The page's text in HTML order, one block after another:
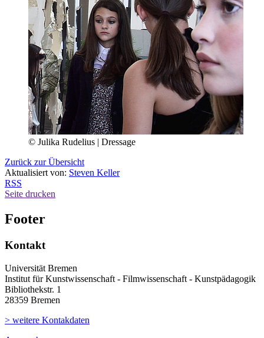
© Julika Rudelius | Dressage
Zurück zur Übersicht
Aktualisiert von: Steven Keller
RSS
Seite drucken
Footer
Kontakt
Universität Bremen
Institut für Kunstwissenschaft - Filmwissenschaft - Kunstpädagogik
Bibliothekstr. 1
28359 Bremen
> weitere Kontakdaten